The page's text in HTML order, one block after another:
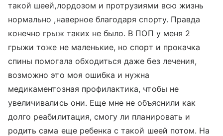
такой шеей,лордозом и протрузиями всю жизнь
нормально ,наверное благодаря спорту. Правда
конечно грыж таких не было. В ПОП у меня 2
грыжи тоже не маленькие, но спорт и прокачка
спины помогала обходиться даже без лечения,
возможно это моя ошибка и нужна
медикаментозная профилактика, чтобы не
увеличивались они. Еще мне не объяснили как
долго реабилитация, смогу ли планировать и
родить сама еще ребенка с такой шеей потом. На